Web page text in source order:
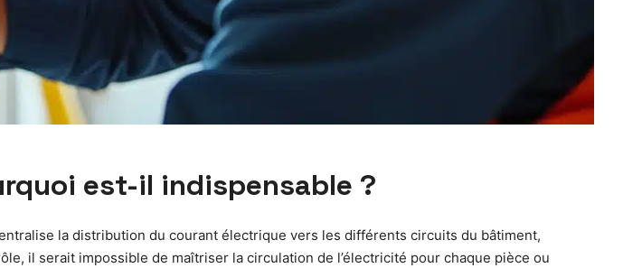
est-il indispensable ?
la distribution du courant électrique vers les différents circuits du bâtiment,
il serait impossible de maîtriser la circulation de l’électricité pour chaque pièce ou